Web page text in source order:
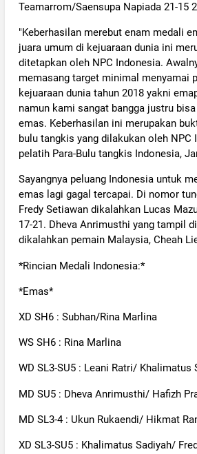
Teamarrom/Saensupa Napiada 21-15
"Keberhasilan merebut enam medali
juara umum di kejuaraan dunia ini
ditetapkan oleh NPC Indonesia.
memasang target minimal menyamai
kejuaraan dunia tahun 2018 yakni
namun kami sangat bangga justru
emas. Keberhasilan ini merupakan
bulu tangkis yang dilakukan oleh NPC
pelatih Para-Bulu tangkis Indonesia,
Sayangnya peluang Indonesia untuk
emas lagi gagal tercapai. Di nomor
Fredy Setiawan dikalahkan Lucas
17-21. Dheva Anrimusthi yang tampil
dikalahkan pemain Malaysia, Cheah
*Rincian Medali Indonesia:*
*Emas*
XD SH6 : Subhan/Rina Marlina
WS SH6 : Rina Marlina
WD SL3-SU5 : Leani Ratri/ Khalimatus
MD SU5 : Dheva Anrimusthi/ Hafizh
MD SL3-4 : Ukun Rukaendi/ Hikmat
XD SL3-SU5 : Khalimatus Sadiyah/